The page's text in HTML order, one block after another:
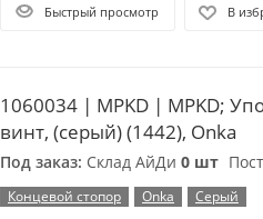
Быстрый просмотр В
1060034 | MPKD | MPKD;
винт, (серый) (1442), Onka
Под заказ: Склад АйДи 0 шт
Концевой стопор Onka Серый